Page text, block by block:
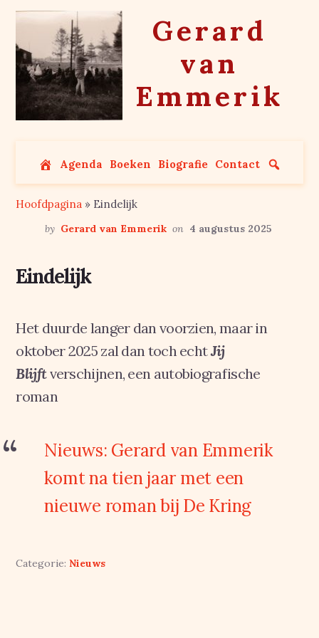
Gerard
van
Emmerik
Agenda Boeken Biografie Contact
Hoofdpagina » Eindelijk
by Gerard van Emmerik on 4 augustus 2025
Eindelijk
Het duurde langer dan voorzien, maar in
oktober 2025 zal dan toch echtJij
Blijftverschijnen, een autobiografische
roman
Nieuws: Gerard van Emmerik
komt na tien jaar met een
nieuwe roman bij De Kring
Categorie:Nieuws